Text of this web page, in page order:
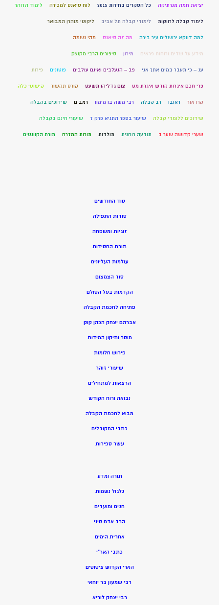
יציאת חמה מנרתיקה כל הסקרים בחירות 2015 לוח סיאנס למכירה לימוד הזוהר
לימוד קבלה לרווקות לימודי קבלה תל אביב ליקוטי מוהרן המבואר
למה דווקא ירושלים עיר בירה מה זה סיאנס מהי נשמה
מידע על שדים ורוחות פראים מירון סיפורים הרבי מקוצק
עג – כי תעבר במים אתך אני פב – הנעלבים ואינם עולבים פוטונים פירות
פרי חכם איגרות קודש איגרת מט צום גדליהו תשעט קורס תקשור קישוטי כלה
קרן אור ראובן רב קבלה רבי משה בן מימון רמב ם שידוכים בקבלה
שידוכים ללומדי קבלה שיעור בספר התניא פרק ז שיעורי חינם בקבלה
שערי קדושה שער ב תודעה רוחנית תולדות תורות המזרח תורת הקוונטים
סוד החודשים
סודות התפילה
זוגיות ומשפחה
תורת החסידות
עולמות העליונים
סוד הצמצום
הקדמות בעל הסולם
פתיחה לחכמת הקבלה
אברהם יצחק הכהן קוק
מוסר ותיקון המידות
פירוש חלומות
שיעורי זוהר
הרצאות למתחילים
נבואה ורוח הקודש
מבוא לחכמת הקבלה
כתבי המקובלים
עשר ספירות
תורה ומדע
גלגול נשמות
חגים ומועדים
הרב אדם סיני
אחרית הימים
כתבי האר”י
הארי הקדוש ציטוטים
רבי שמעון בר יוחאי
רבי יצחק לוריא